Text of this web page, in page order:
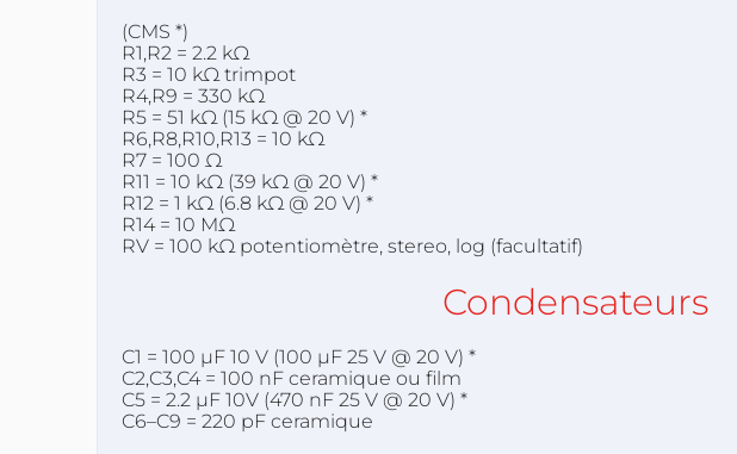
(CMS *)
R1,R2 = 2.2 kΩ
R3 = 10 kΩ trimpot
R4,R9 = 330 kΩ
R5 = 51 kΩ (15 kΩ @ 20 V) *
R6,R8,R10,R13 = 10 kΩ
R7 = 100 Ω
R11 = 10 kΩ (39 kΩ @ 20 V) *
R12 = 1 kΩ (6.8 kΩ @ 20 V) *
R14 = 10 MΩ
RV = 100 kΩ potentiomètre, stereo, log (facultatif)
Condensateurs
C1 = 100 µF 10 V (100 µF 25 V @ 20 V) *
C2,C3,C4 = 100 nF ceramique ou film
C5 = 2.2 µF 10V (470 nF 25 V @ 20 V) *
C6–C9 = 220 pF ceramique